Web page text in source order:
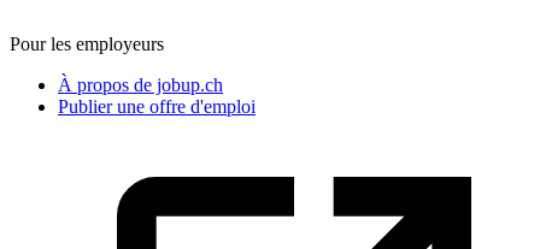
Pour les employeurs
À propos de jobup.ch
Publier une offre d'emploi